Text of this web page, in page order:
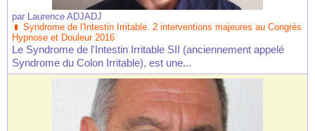
par Laurence ADJADJ
Syndrome de l'Intestin Irritable. 2 interventions majeures au Congrès
Hypnose et Douleur 2016
Le Syndrome de l'Intestin Irritable SII (anciennement appelé
Syndrome du Colon Irritable), est une...